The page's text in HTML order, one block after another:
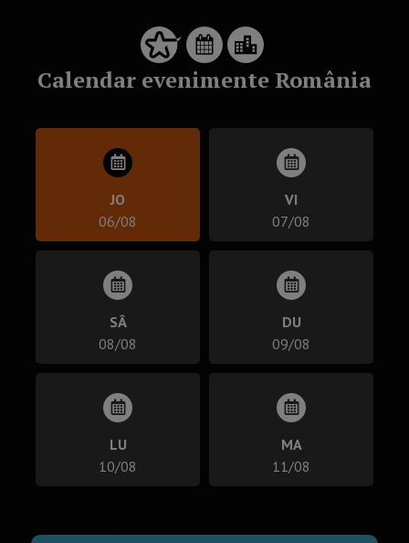
Calendar evenimente România
JO
06/08
VI
07/08
SÂ
08/08
DU
09/08
LU
10/08
MA
11/08